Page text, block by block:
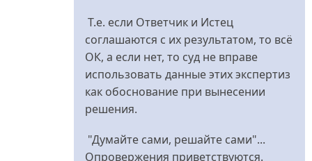
Т.е. если Ответчик и Истец
соглашаются с их результатом, то всё
ОК, а если нет, то суд не вправе
использовать данные этих экспертиз
как обоснование при вынесении
решения.
"Думайте сами, решайте сами"...
Опровержения приветствуются.